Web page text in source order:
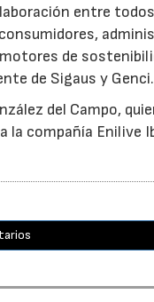
entre
de
de Sigaus y Genci.
del Campo,
compañía Enilive